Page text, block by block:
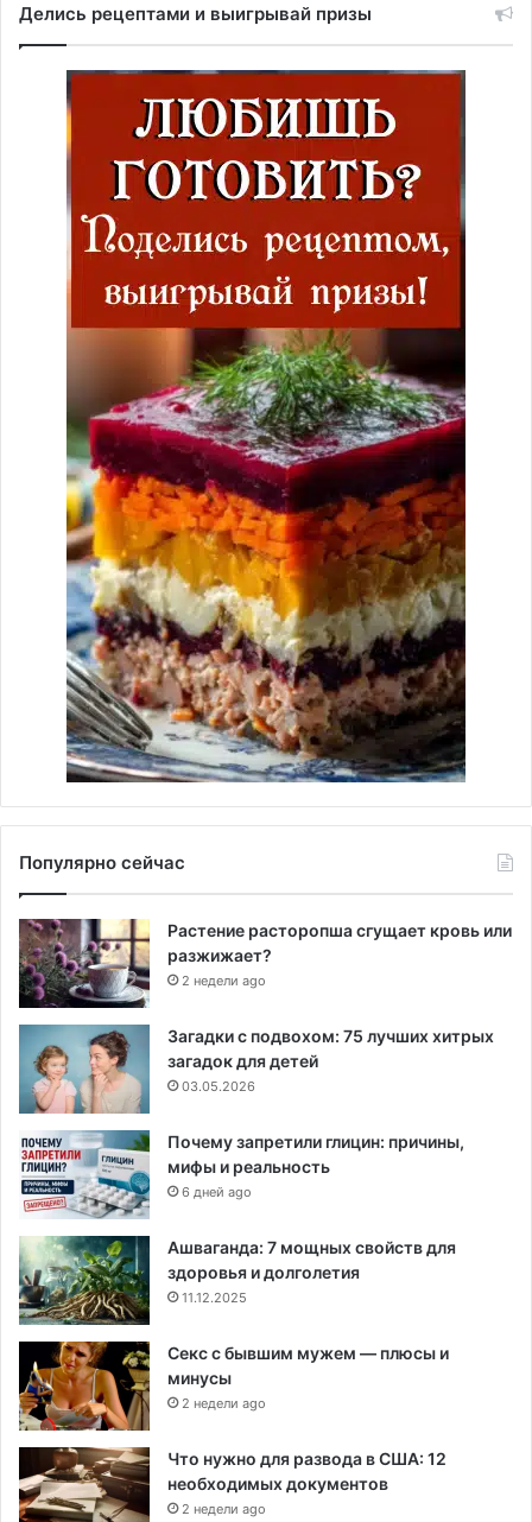
Делись рецептами и выигрывай призы
Популярно сейчас
Растение расторопша сгущает кровь или
разжижает?
2 недели ago
Загадки с подвохом: 75 лучших хитрых
загадок для детей
03.05.2026
Почему запретили глицин: причины,
мифы и реальность
6 дней ago
Ашваганда: 7 мощных свойств для
здоровья и долголетия
11.12.2025
Секс с бывшим мужем — плюсы и
минусы
2 недели ago
Что нужно для развода в США: 12
необходимых документов
2 недели ago